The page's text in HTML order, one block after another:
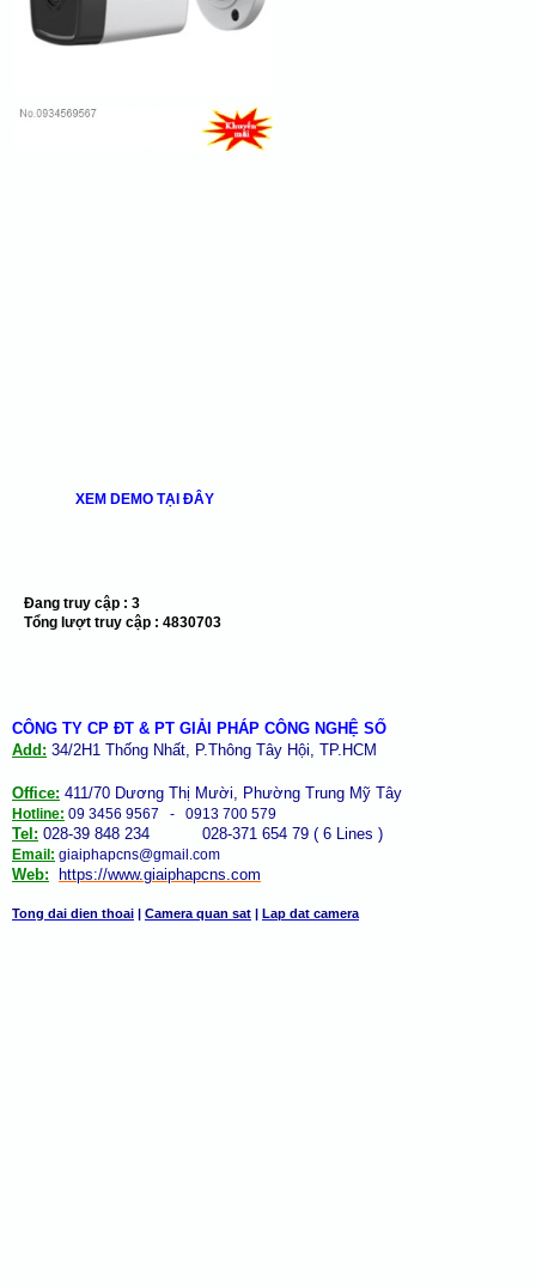
XEM DEMO TẠI ĐÂY
Đang truy cập : 3
Tổng lượt truy cập : 4830703
CÔNG TY CP ĐT & PT GIẢI PHÁP CÔNG NGHỆ SỐ
Add: 34/2H1 Thống Nhất, P.Thông Tây Hội, TP.HCM
Office: 411/70 Dương Thị Mười, Phường Trung Mỹ Tây
Hotline: 09 3456 9567 - 0913 700 579
Tel: 028-39 848 234 028-371 654 79 ( 6 Lines )
Email: giaiphapcns@gmail.com
Web: https://www.giaiphapcns.com
Tong dai dien thoai | Camera quan sat | Lap dat camera